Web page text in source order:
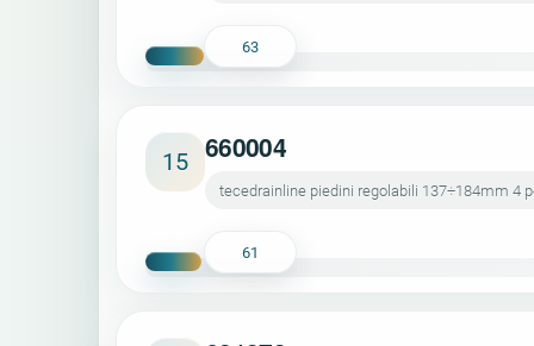
63
15 660004
tecedrainline piedini regolabili 137÷184mm 4
61